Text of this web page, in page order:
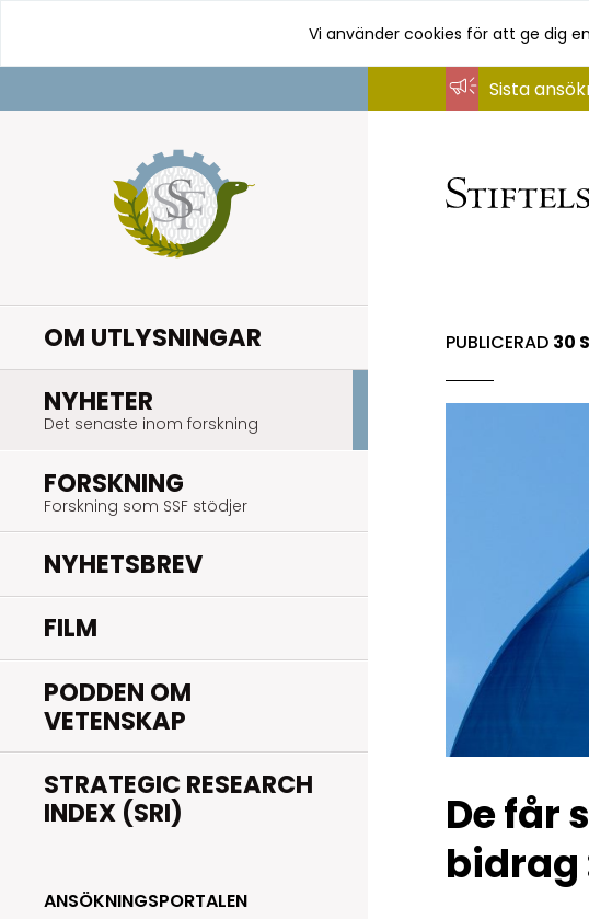
innehåll
Vi använder cookies för att ge dig
OM UTLYSNINGAR
NYHETER
Det senaste inom forskning
FORSKNING
Forskning som SSF stödjer
NYHETSBREV
FILM
PODDEN OM
VETENSKAP
STRATEGIC RESEARCH
INDEX (SRI)
ANSÖKNINGSPORTALEN
Sista
PUBLICERAD 30
De får
bidrag